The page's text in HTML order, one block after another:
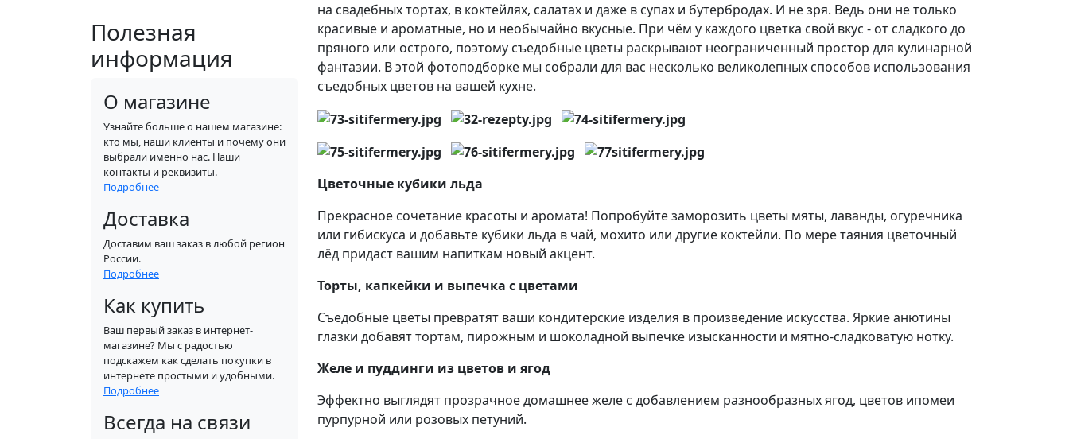
Полезная
информация
О магазине
Узнайте больше о нашем магазине:
кто мы, наши клиенты и почему они
выбрали именно нас. Наши
контакты и реквизиты.
Подробнее
Доставка
Доставим ваш заказ в любой регион
России.
Подробнее
Как купить
Ваш первый заказ в интернет-
магазине? Мы с радостью
подскажем как сделать покупки в
интернете простыми и удобными.
Подробнее
Всегда на связи
на свадебных тортах, в коктейлях, салатах и даже в супах и бутербродах. И не зря. Ведь они не только
красивые и ароматные, но и необычайно вкусные. При чём у каждого цветка свой вкус - от сладкого до
пряного или острого, поэтому съедобные цветы раскрывают неограниченный простор для кулинарной
фантазии. В этой фотоподборке мы собрали для вас несколько великолепных способов использования
съедобных цветов на вашей кухне.
Цветочные кубики льда
Прекрасное сочетание красоты и аромата! Попробуйте заморозить цветы мяты, лаванды, огуречника
или гибискуса и добавьте кубики льда в чай, мохито или другие коктейли. По мере таяния цветочный
лёд придаст вашим напиткам новый акцент.
Торты, капкейки и выпечка с цветами
Съедобные цветы превратят ваши кондитерские изделия в произведение искусства. Яркие анютины
глазки добавят тортам, пирожным и шоколадной выпечке изысканности и мятно-сладковатую нотку.
Желе и пуддинги из цветов и ягод
Эффектно выглядят прозрачное домашнее желе с добавлением разнообразных ягод, цветов ипомеи
пурпурной или розовых петуний.